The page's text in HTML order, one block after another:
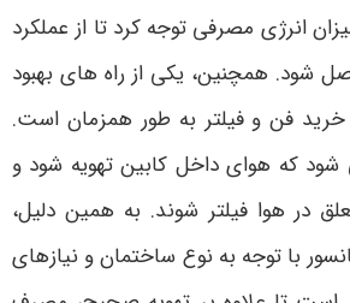
انرژی مصرفی توجه کرد تا از عملکرد
شود. همچنین، یکی از راه های بهبود
فن و فیلتر به طور همزمان است.
که هوای داخل کابین تهویه شود و
در هوا فیلتر شوند. به همین دلیل،
با توجه به نوع ساختمان و نیازهای